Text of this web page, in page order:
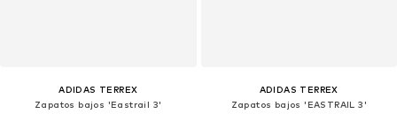
ADIDAS TERREX
Zapatos bajos 'Eastrail 3'
ADIDAS TERREX
Zapatos bajos 'EASTRAIL 3'